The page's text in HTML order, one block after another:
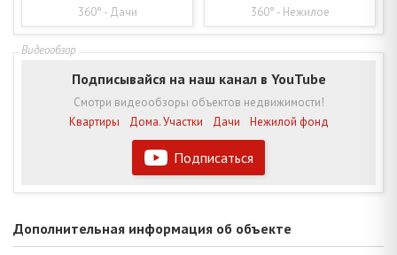
360° - Дачи 360° - Нежилое
Подписаться
Подписывайся на наш канал в YouTube
Смотри видеообзоры объектов недвижимости!
Квартиры
Дома. Участки Дачи Нежилой фонд
Дополнительная информация об объекте